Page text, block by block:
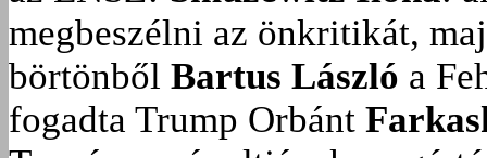
megbeszélni az önkritikát,
börtönből Bartus László a
fogadta Trump Orbánt